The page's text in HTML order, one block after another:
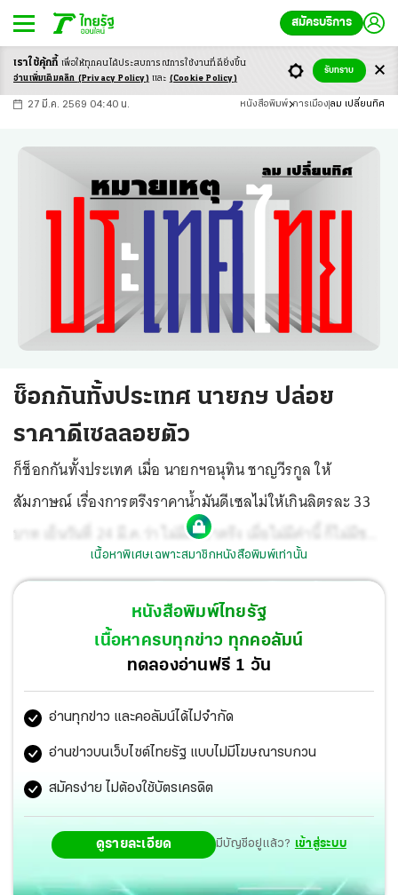
สมัครบริการ
-ก ก ก+
27 มี.ค. 2569 04:40 น. หนังสือพิมพ์ การเมือง ลม เปลี่ยนทิศ
ช็อกกันทั้งประเทศ นายกฯ ปล่อย
ราคาดีเซลลอยตัว
ก็ช็อกกันทั้งประเทศ เมื่อ นายกฯอนุทิน ชาญวีรกูล ให้
สัมภาษณ์ เรื่องการตรึงราคาน้ำมันดีเซลไม่ให้เกินลิตรละ 33
บาท เย็นวันที่ 24 มี.ค.ว่า ไม่มีคำว่าตรึง เมื่อไม่มีคำนี้ ก็ไม่มีชน
เพดาน โดยต้องดู กลไกตลาด รัฐบาลจะดูมาตรการสำหรับผู้
ใช้น้ำมัน รวมถึงอุตสาหกรรมขนาดใหญ่ แต่จะฝืนกลไกตลาด
ไม่ได้ เมื่อถามว่าได้ประเมินหรือไม่ราคาน้ำมันจะไปสิ้นสุดที่กี่
บาท นายกฯอนุทินไม่ตอบ ถามอีกว่ามีโอกาสที่น้ำมันดีเซลจะ
พุ่งทะลุลิตรละ 50 บาทหรือไม่ นายกฯอนุทินตอบว่าไม่ทราบ
เมื่อนายกฯพูดแบบนี้ ผมก็เชื่อว่า มีโอกาสสูงที่ราคาน้ำมันดีเซล
จะพุ่งทะลุลิตรละ 50 บาทแน่นอน ได้ช็อกกันทั้งประเทศ
แน่นอน เศรษฐกิจได้พังกันทั้งประเทศแน่นอน
เนื้อหาพิเศษเฉพาะสมาชิกหนังสือพิมพ์เท่านั้น
หนังสือพิมพ์ไทยรัฐ
เนื้อหาครบทุกข่าว ทุกคอลัมน์
ทดลองอ่านฟรี 1 วัน
อ่านทุกข่าว และคอลัมน์ได้ไม่จำกัด
อ่านข่าวบนเว็บไซต์ไทยรัฐ แบบไม่มีโฆษณารบกวน
สมัครง่าย ไม่ต้องใช้บัตรเครดิต
ดูรายละเอียด มีบัญชีอยู่แล้ว? เข้าสู่ระบบ
เราใช้คุ้กกี้ เพื่อให้ทุกคนได้ประสบการณ์การใช้งานที่ดียิ่งขึ้น
อ่านเพิ่มเติมคลิก (Privacy Policy) และ (Cookie Policy)
รับทราบ